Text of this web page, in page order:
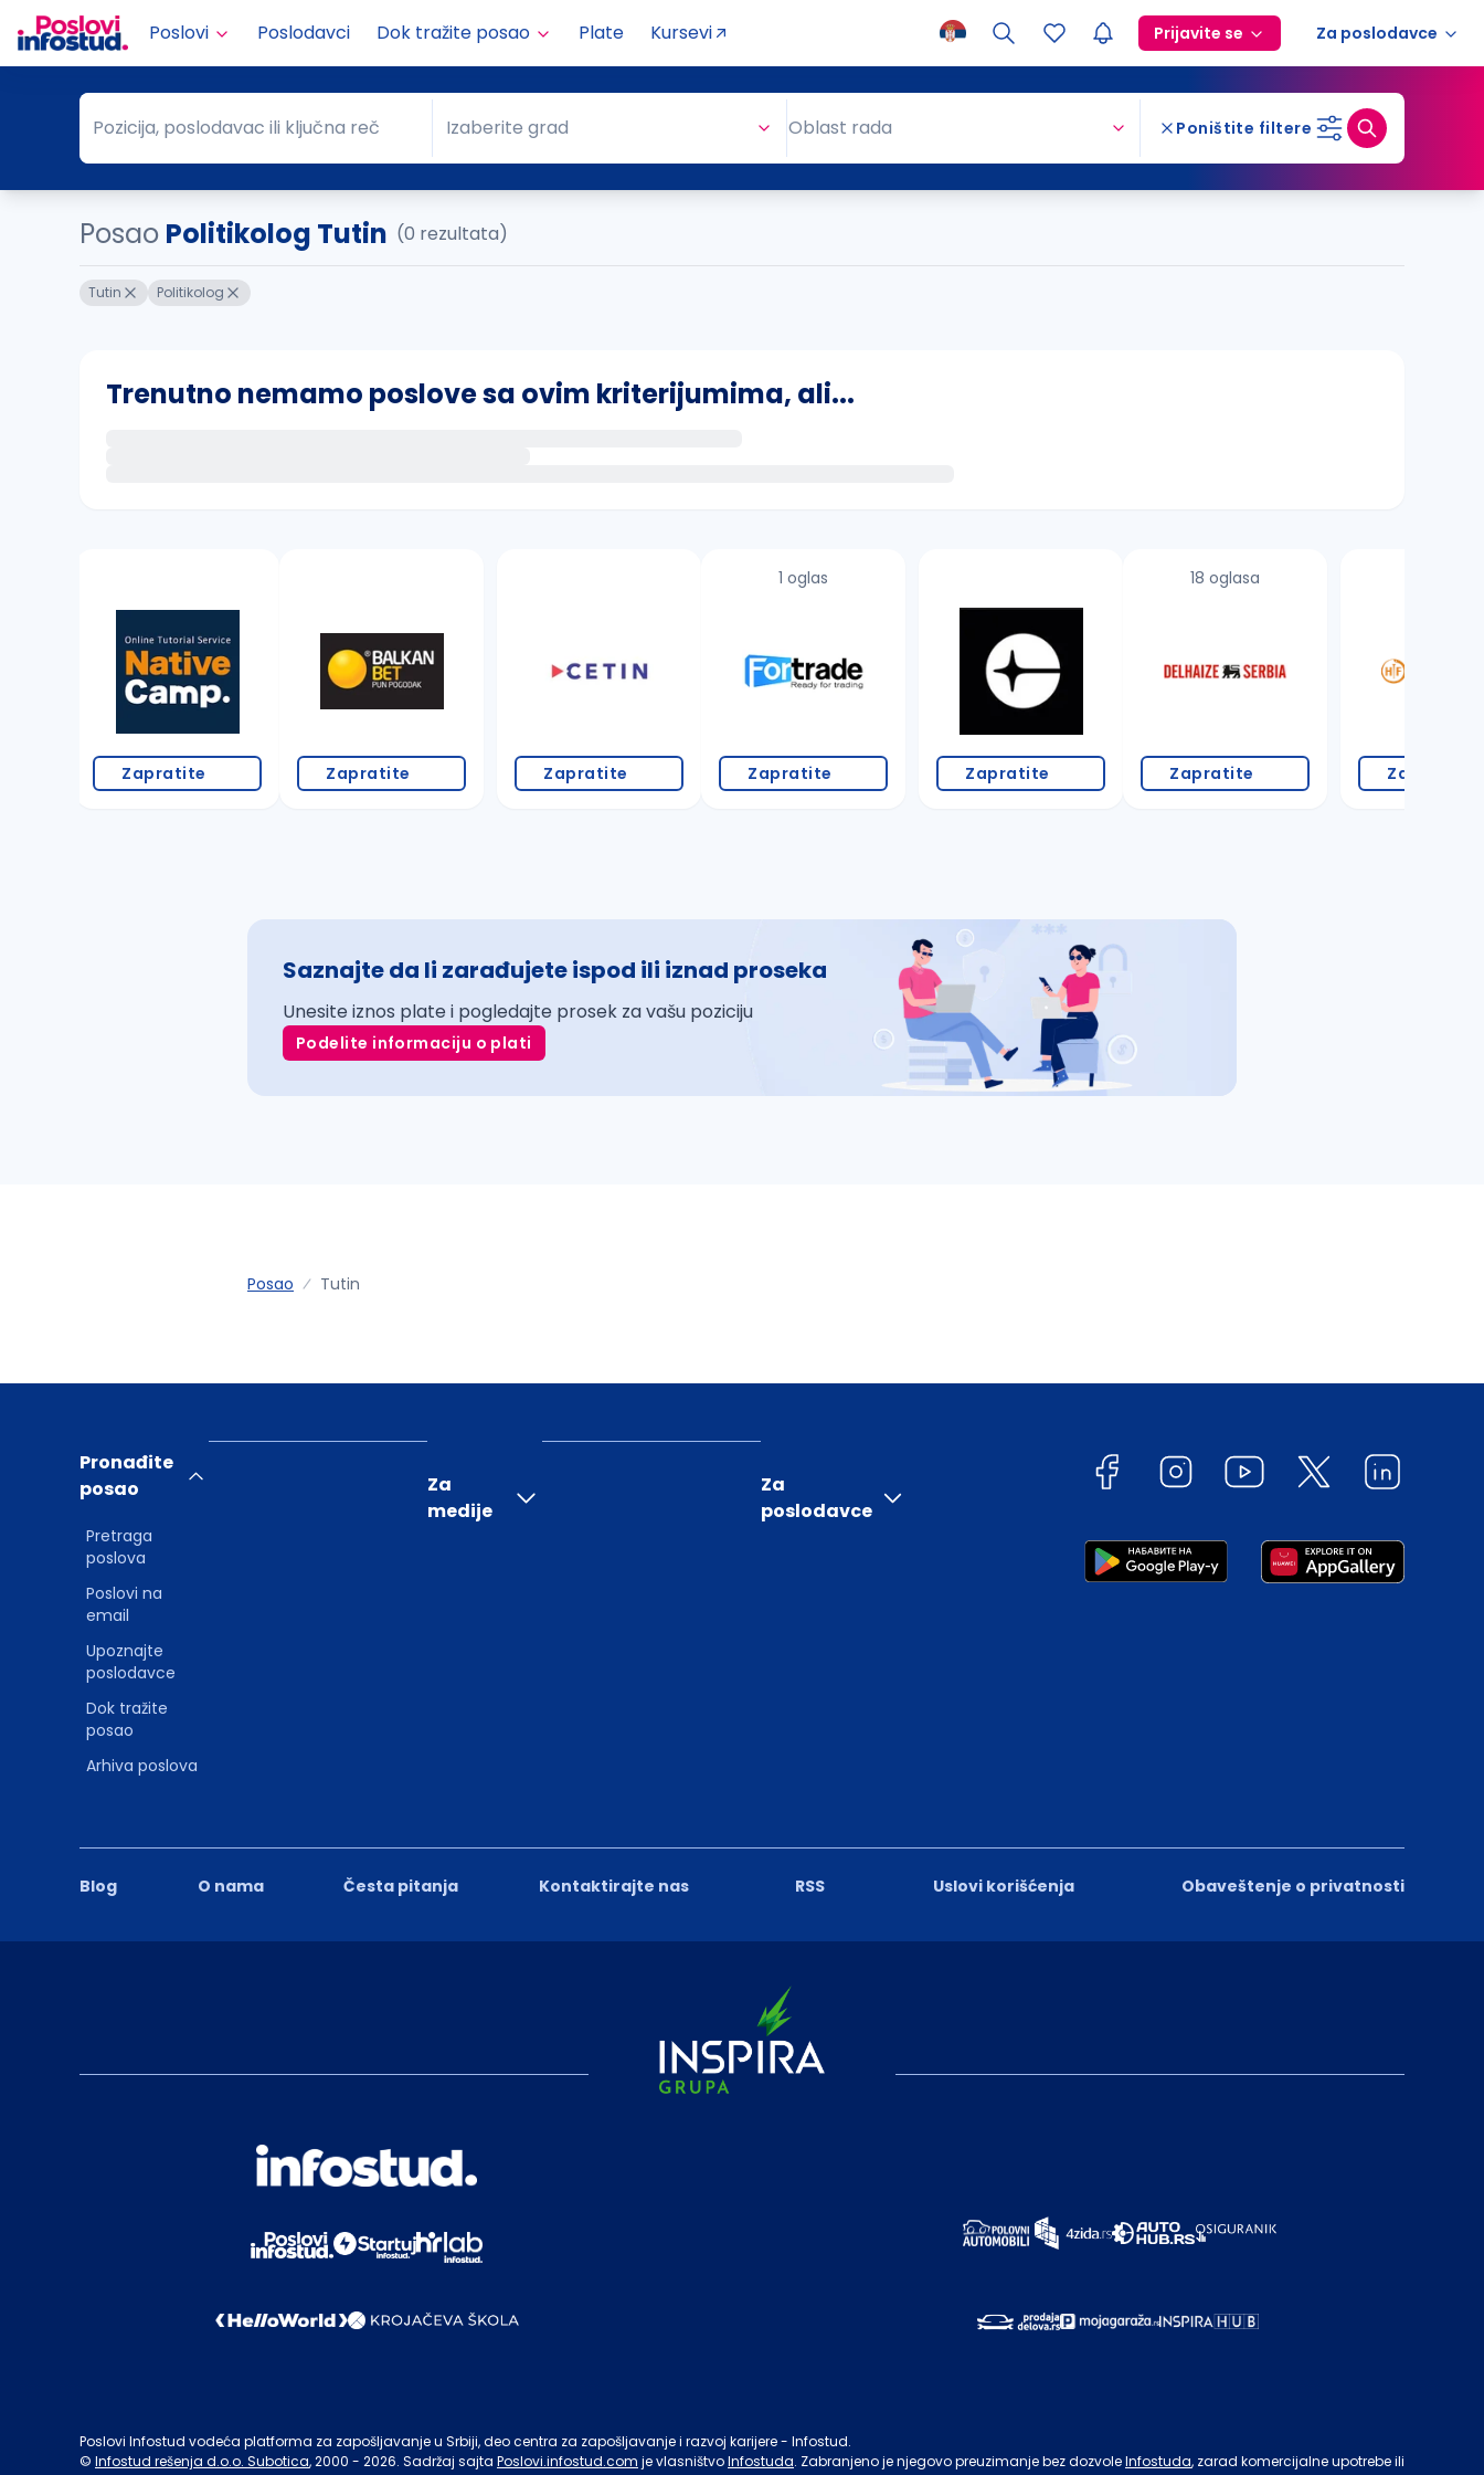
Poslovi Poslodavci Dok tražite posao Plate Kursevi Prijavite se Za poslodavce
Pozicija, poslodavac ili ključna reč
Pozicija, poslodavac ili ključna reč Grad
Izaberite grad Oblast rada Poništite filtere
Posao Politikolog Tutin (0 rezultata)
Tutin Politikolog
Trenutno nemamo poslove sa ovim kriterijumima, ali...
proverite pravopisne greške (koristite č, ć, š, đ, ž, dž)
povećajte radijus za odabrani grad
Zapratite Zapratite Zapratite
1 oglas
Zapratite Zapratite
18 oglasa
Zapratite Zapratite
Saznajte da li zarađujete ispod ili iznad proseka
Unesite iznos plate i pogledajte prosek za vašu poziciju
Podelite informaciju o plati
Posao Tutin
Blog O nama Česta pitanja Kontaktirajte nas RSS Uslovi korišćenja Obaveštenje o privatnosti
Pronađite
posao
Pretraga
poslova
Poslovi na
email
Upoznajte
poslodavce
Dok tražite
posao
Arhiva poslova
Za
medije
Za
poslodavce
Poslovi Infostud vodeća platforma za zapošljavanje u Srbiji, deo centra za zapošljavanje i razvoj karijere - Infostud.
© Infostud rešenja d.o.o. Subotica, 2000 - 2026. Sadržaj sajta Poslovi.infostud.com je vlasništvoInfostuda. Zabranjeno je njegovo preuzimanje bez dozvoleInfostuda, zarad komercijalne upotrebe ili